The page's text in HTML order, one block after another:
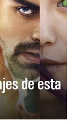
de esta